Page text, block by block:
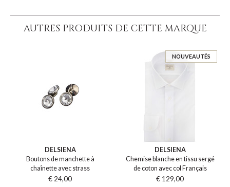
AUTRES PRODUITS DE CETTE MARQUE
DELSIENA
Boutons de manchette à
chaînette avec strass
€ 24,00
NOUVEAUTÉS
DELSIENA
Chemise blanche en tissu sergé
de coton avec col Français
€ 129,00